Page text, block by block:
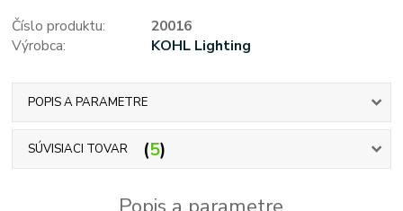
Číslo produktu:
20016
Výrobca:
KOHL Lighting
POPIS A PARAMETRE
SÚVISIACI TOVAR 5